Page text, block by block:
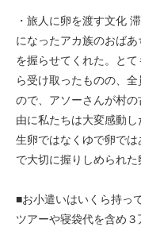
・旅人に卵を渡す文化
になったアカ族のおば
を握らせてくれた。と
ら受け取ったものの、
ので、アソーさんが村
由に私たちは大変感動
生卵ではなくゆで卵で
で大切に握りしめられた
■お小遣いはいくら持っ
ツアーや寝袋代を含め